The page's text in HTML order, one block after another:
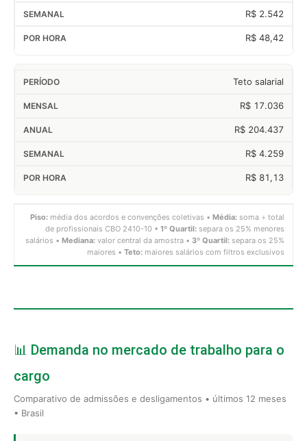
R$ 2.542
R$ 48,42
Teto salarial
R$ 17.036
R$ 204.437
R$ 4.259
R$ 81,13
Piso: média dos acordos e convenções coletivas • Média: soma ÷ total
de profissionais CBO 2410-10 • 1º Quartil: separa os 25% menores
salários • Mediana: valor central da amostra • 3º Quartil: separa os 25%
maiores • Teto: maiores salários com filtros exclusivos
📊 Demanda no mercado de trabalho para o
cargo
Comparativo de admissões e desligamentos • últimos 12 meses
• Brasil